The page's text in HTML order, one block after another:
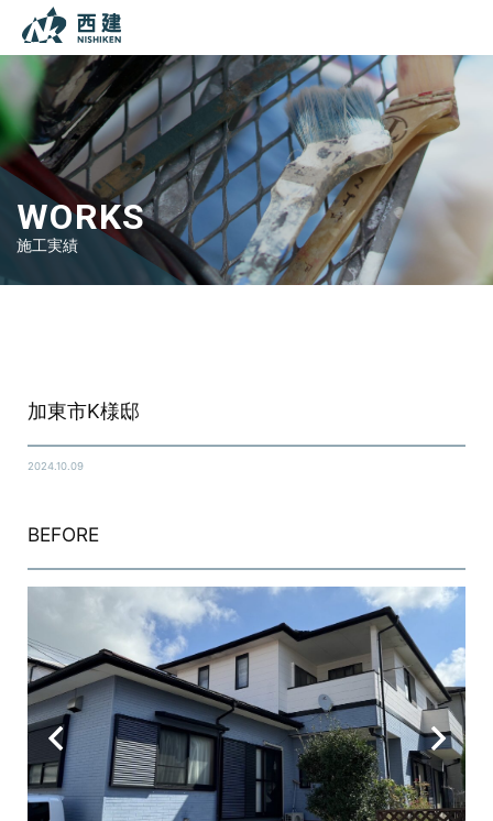
本文までスキップする
WORKS
施工実績
加東市K様邸
2024.10.09
BEFORE